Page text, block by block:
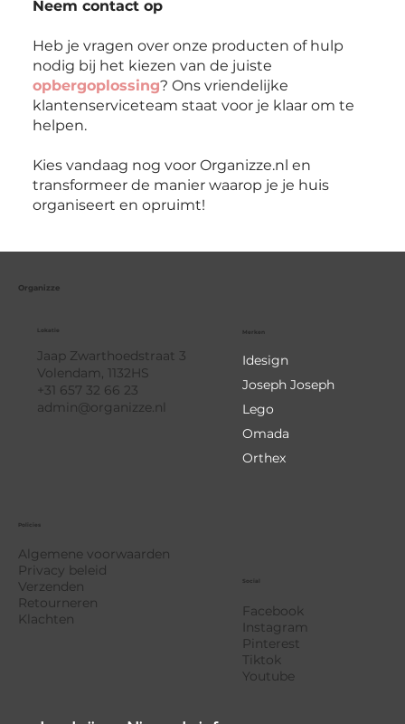
Neem contact op
Heb je vragen over onze producten of hulp
nodig bij het kiezen van de juiste
opbergoplossing? Ons vriendelijke
klantenserviceteam staat voor je klaar om te
helpen.
Kies vandaag nog voor Organizze.nl en
transformeer de manier waarop je je huis
organiseert en opruimt!
Organizze
Jaap Zwarthoedstraat 3
Volendam, 1132HS
+31 657 32 66 23
admin@organizze.nl
Lokatie Merken
Idesign
Joseph Joseph
Lego
Omada
Orthex
Policies
Algemene voorwaarden
Privacy beleid
Verzenden
Retourneren
Klachten
Facebook
Instagram
Pinterest
Tiktok
Youtube
Social